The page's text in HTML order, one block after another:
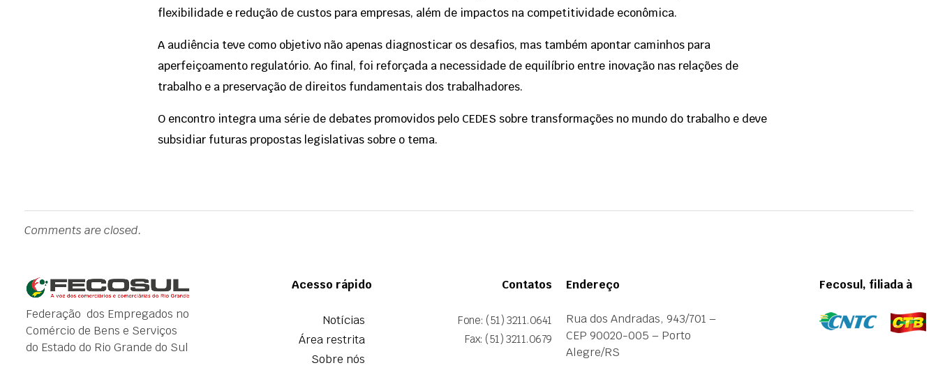
flexibilidade e redução de custos para empresas, além de impactos na competitividade econômica.
A audiência teve como objetivo não apenas diagnosticar os desafios, mas também apontar caminhos para
aperfeiçoamento regulatório. Ao final, foi reforçada a necessidade de equilíbrio entre inovação nas relações de
trabalho e a preservação de direitos fundamentais dos trabalhadores.
O encontro integra uma série de debates promovidos pelo CEDES sobre transformações no mundo do trabalho e deve
subsidiar futuras propostas legislativas sobre o tema.
Comments are closed.
Federação dos Empregados no
Comércio de Bens e Serviços
do Estado do Rio Grande do Sul
Acesso rápido
Notícias
Área restrita
Sobre nós
Contatos
Fone: (51) 3211.0641
Fax: (51) 3211.0679
Endereço
Rua dos Andradas, 943/701 –
CEP 90020-005 – Porto
Alegre/RS
Fecosul, filiada à